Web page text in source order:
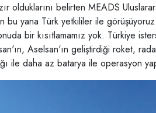
olduklarını belirten MEADS
yana Türk yetkililer ile
bir kısıtlamamız yok. Türkiye
Aselsan'ın geliştirdiği roket,
ile daha az batarya ile operasyon